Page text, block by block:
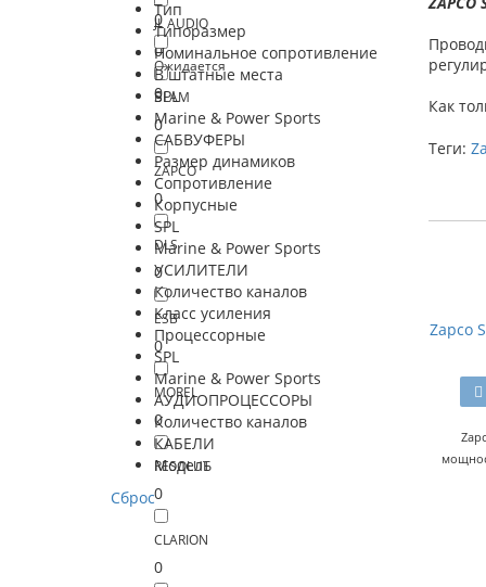
JL AUDIO
0
BLAM
0
ZAPCO
0
DLS
0
ESB
0
MOREL
0
RESOLUT
0
CLARION
0
0
Ожидается
0
Тип
Типоразмер
Номинальное сопротивление
В штатные места
SPL
Marine & Power Sports
САБВУФЕРЫ
Размер динамиков
Сопротивление
Корпусные
SPL
Marine & Power Sports
УСИЛИТЕЛИ
Количество каналов
Класс усиления
Процессорные
SPL
Marine & Power Sports
АУДИОПРОЦЕССОРЫ
Количество каналов
КАБЕЛИ
Модель
Сброс
Как
Теги:
Zapco